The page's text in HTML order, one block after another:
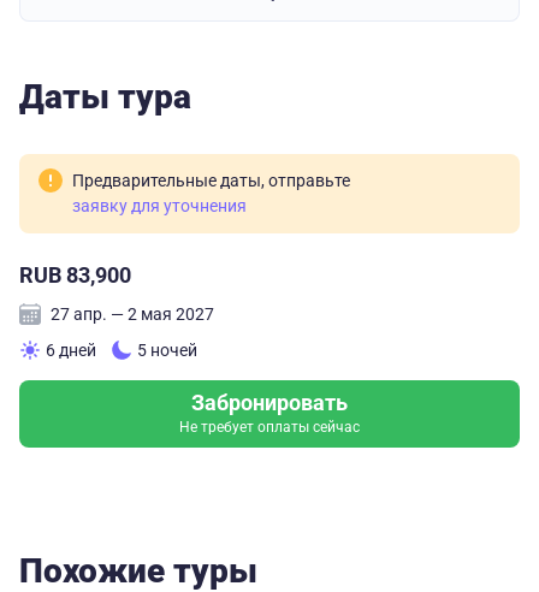
Даты тура
Предварительные даты, отправьте
заявку для уточнения
RUB 83,900
27 апр. — 2 мая 2027
6 дней
5 ночей
Забронировать
Не требует оплаты сейчас
Похожие туры